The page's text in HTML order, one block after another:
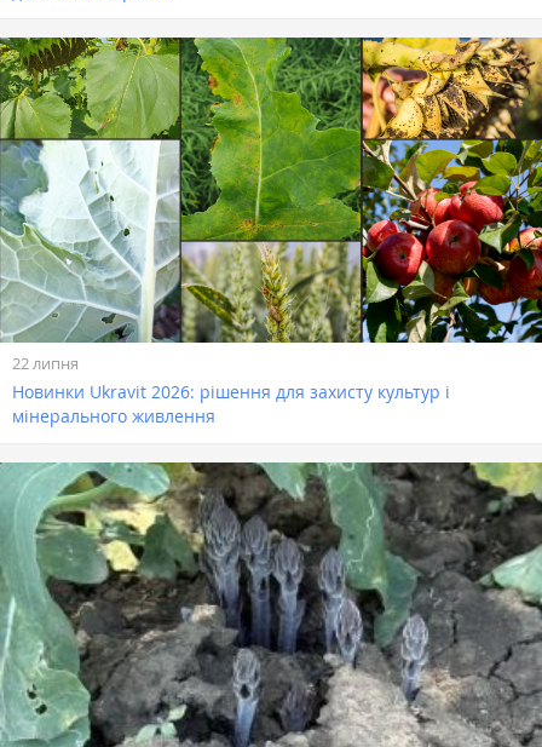
22 липня
Новинки Ukravit 2026: рішення для захисту культур і
мінерального живлення